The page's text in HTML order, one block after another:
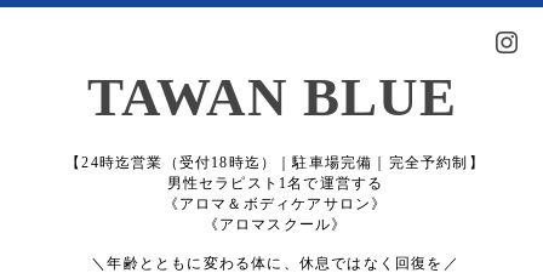
TAWAN BLUE
【24時迄営業（受付18時迄）｜駐車場完備｜完全予約制】
男性セラピスト1名で運営する
《アロマ＆ボディケアサロン》
《アロマスクール》
＼年齢とともに変わる体に、休息ではなく回復を／